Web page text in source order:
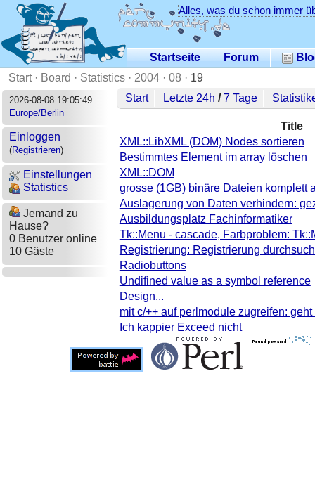
Alles, was du schon immer
Startseite Forum
Start· Board · Statistics · 2004 · 08 · 19
2026-08-08 19:05:49
Europe/Berlin
Einloggen
(Registrieren)
Einstellungen
Statistics
Jemand zu
Hause?
0 Benutzer online
10 Gäste
Start Letzte 24h /7 Tage
Title
XML::LibXML (DOM) Nodes sortieren
Bestimmtes Element im array löschen
XML::DOM
grosse (1GB) binäre Dateien komplett
Auslagerung von Daten verhindern:
Ausbildungsplatz Fachinformatiker
Tk::Menu - cascade, Farbproblem:
Registrierung: Registrierung
Radiobuttons
Undifined value as a symbol reference
Design...
mit c/++ auf perlmodule zugreifen:
Ich kappier Exceed nicht